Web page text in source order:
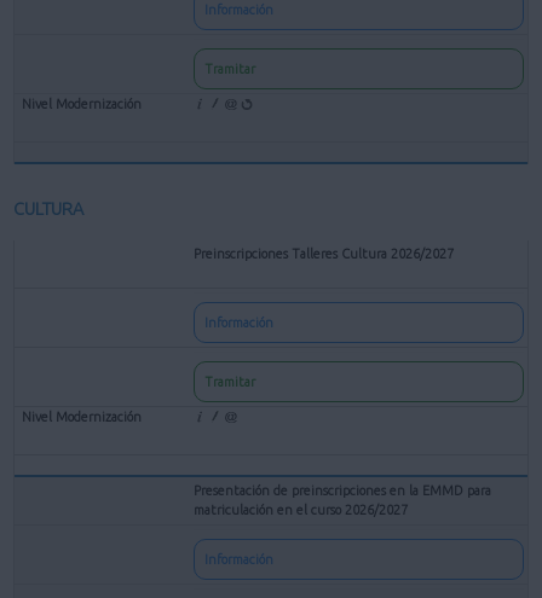
Información
Tramitar
CULTURA
Preinscripciones Talleres Cultura 2026/2027
Información
Tramitar
Presentación de preinscripciones en la EMMD para
matriculación en el curso 2026/2027
Información